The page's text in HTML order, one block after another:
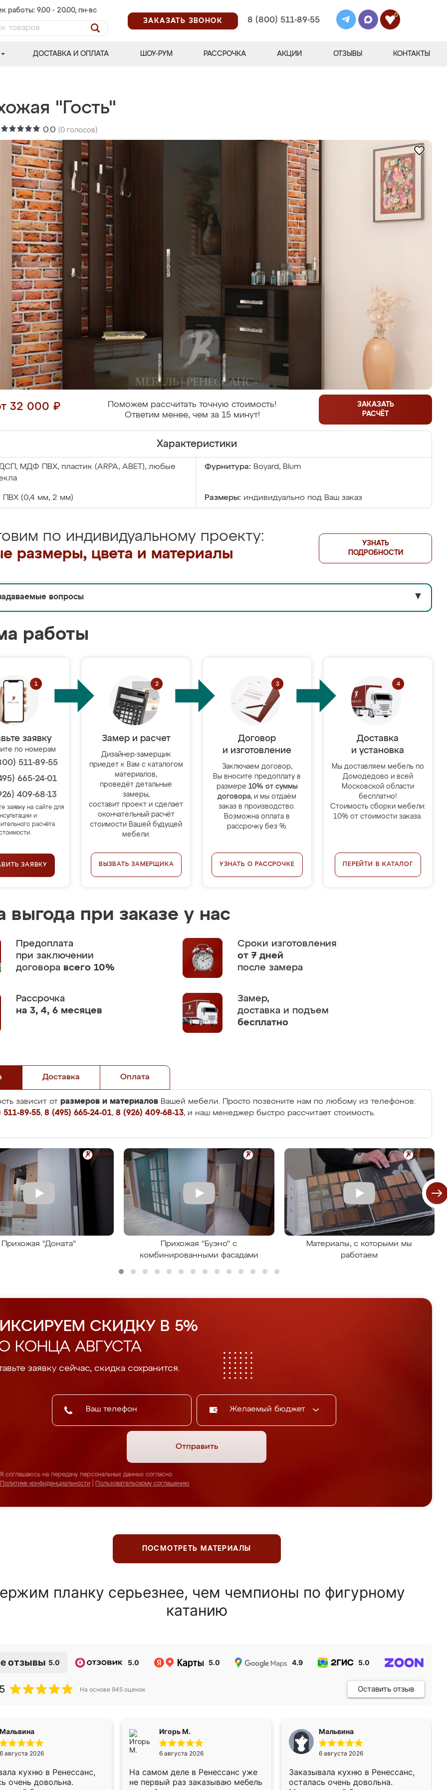
работы: 9.00 - 20.00, пн-вс
ЗАКАЗАТЬ ЗВОНОК
8 (800) 511-89-55
0
ДОСТАВКА И ОПЛАТА ШОУ-РУМ РАССРОЧКА АКЦИИ ОТЗЫВЫ КОНТАКТЫ
"Гость"
0.0 (0 голосов)
32 000 ₽
Поможем рассчитать точную стоимость!
Ответим менее, чем за 15 минут!
ЗАКАЗАТЬ
РАСЧЁТ
Характеристики
МДФ ПВХ, пластик (ARPA, ABET), любые
Фурнитура: Boyard, Blum
ПВХ (0,4 мм, 2 мм) Размеры: индивидуально под Ваш заказ
по индивидуальному проекту:
размеры, цвета и материалы
УЗНАТЬ
ПОДРОБНОСТИ
вопросы ▼
работы
заявку
по номерам
511-89-55
665-24-01
409-68-13
заявку на сайте для
и
расчёта
ЗАЯВКУ
Замер и расчет
Дизайнер-замерщик
приедет к Вам с каталогом
материалов,
проведёт детальные
замеры,
составит проект и сделает
окончательный расчёт
стоимости Вашей будущей
мебели.
ВЫЗВАТЬ ЗАМЕРЩИКА
Договор
и изготовление
Заключаем договор,
Вы вносите предоплату в
размере 10% от суммы
договора, и мы отдаём
заказ в производство.
Возможна оплата в
рассрочку без %.
УЗНАТЬ О РАССРОЧКЕ
Доставка
и установка
Мы доставляем мебель по
Домодедово и всей
Московской области
бесплатно!
Стоимость сборки мебели:
10% от стоимости заказа.
ПЕРЕЙТИ В КАТАЛОГ
выгода при заказе у нас
Предоплата
при заключении
договора всего 10%
Сроки изготовления
от 7 дней
после замера
Рассрочка
на 3, 4, 6 месяцев
Замер,
доставка и подъем
бесплатно
Доставка Оплата
зависит от размеров и материалов Вашей мебели. Просто позвоните нам по любому из телефонов:
89-55, 8 (495) 665-24-01, 8 (926) 409-68-13, и наш менеджер быстро рассчитает стоимость.
Прихожая "Доната"
Прихожая "Буэно" с
комбинированными фасадами
Материалы, с которыми мы
работаем
СКИДКУ В 5%
КОНЦА АВГУСТА
заявку сейчас, скидка сохранится.
Желаемый бюджет
Отправить
Я соглашаюсь на передачу персональных данных согласно
Политике конфиденциальности
Пользовательскому соглашению
ПОСМОТРЕТЬ МАТЕРИАЛЫ
планку серьезнее, чем чемпионы по фигурному
катанию
отзывы 5.0 5.0 5.0 4.9 5.0
На основе 945 оценок Оставить отзыв
Мальвина
6 августа 2026
кухню в Ренессанс,
очень довольна.
Игорь М.
6 августа 2026
На самом деле в Ренессанс уже
не первый раз заказываю мебель
Мальвина
6 августа 2026
Заказывала кухню в Ренессанс,
осталась очень довольна.